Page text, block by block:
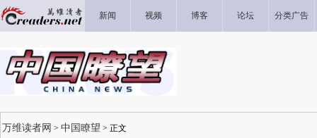
新闻 视频 博客 论坛 分类广告
万维读者网 > 中国瞭望 > 正文